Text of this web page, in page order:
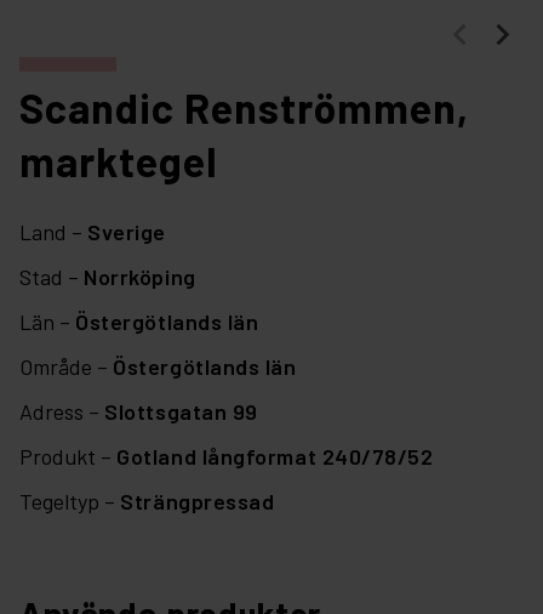
Scandic Renströmmen,
marktegel
Land – Sverige
Stad – Norrköping
Län – Östergötlands län
Område – Östergötlands län
Adress – Slottsgatan 99
Produkt – Gotland långformat 240/78/52
Tegeltyp – Strängpressad